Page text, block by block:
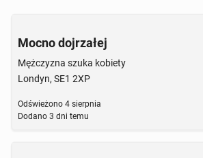
Mocno dojrzałej
Mężczyzna szuka kobiety
Londyn, SE1 2XP
Odświeżono 4 sierpnia
Dodano 3 dni temu